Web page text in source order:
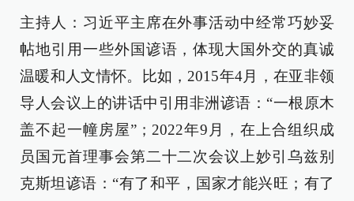
主持人：习近平主席在外事活动中经常巧妙妥
帖地引用一些外国谚语，体现大国外交的真诚
温暖和人文情怀。比如，2015年4月，在亚非领
导人会议上的讲话中引用非洲谚语：“一根原木
盖不起一幢房屋”；2022年9月，在上合组织成
员国元首理事会第二十二次会议上妙引乌兹别
克斯坦谚语：“有了和平，国家才能兴旺；有了